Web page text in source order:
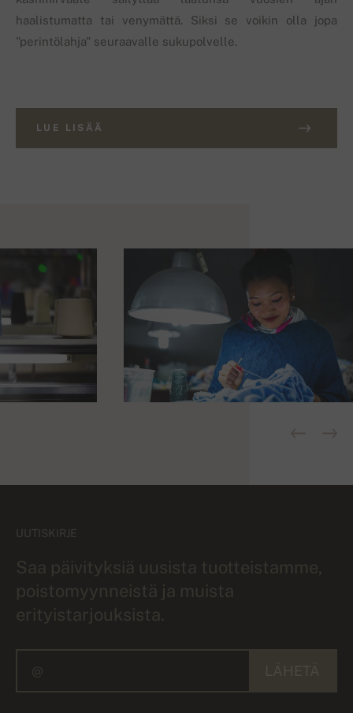
haalistumatta tai venymättä. Siksi se voikin olla jopa
"perintölahja" seuraavalle sukupolvelle.
LUE LISÄÄ
UUTISKIRJE
Saa päivityksiä uusista tuotteistamme,
poistomyynneistä ja muista
erityistarjouksista.